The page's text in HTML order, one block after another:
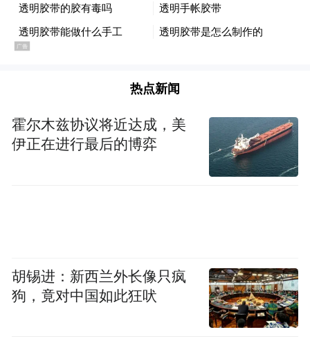
升48.9%。新增主要集中在城阳区，为6.1万
热点新闻
霍尔木兹协议将近达成，美
伊正在进行最后的博弈
胡锡进：新西兰外长像只疯
狗，竟对中国如此狂吠